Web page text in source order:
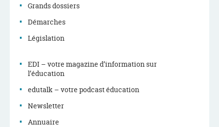
Grands dossiers
Démarches
Législation
EDI – votre magazine d’information sur
l’éducation
edutalk – votre podcast éducation
Newsletter
Annuaire